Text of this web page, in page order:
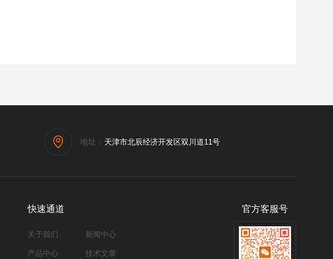
地址： 天津市北辰经济开发区双川道11号
快速通道
关于我们 新闻中心
产品中心 技术文章
官方客服号